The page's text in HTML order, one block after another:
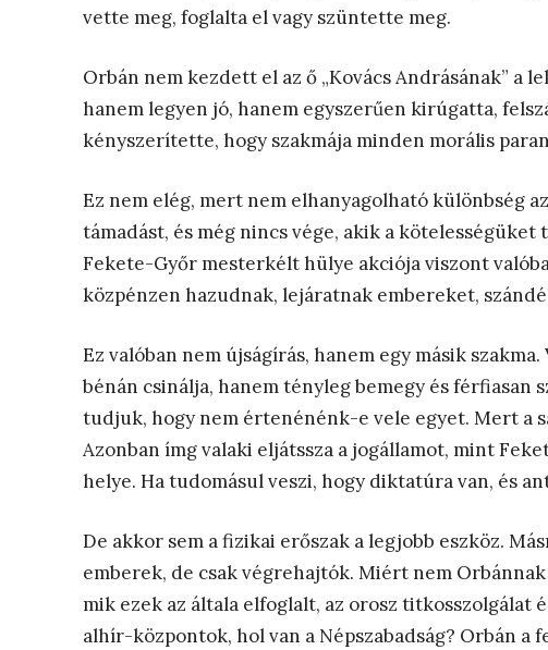
vette meg, foglalta el vagy szüntette meg.
Orbán nem kezdett el az ő „Kovács Andrásának” a
hanem legyen jó, hanem egyszerűen kirúgatta,
kényszerítette, hogy szakmája minden morális
Ez nem elég, mert nem elhanyagolható különbség
támadást, és még nincs vége, akik a
Fekete-Győr mesterkélt hülye akciója viszont
közpénzen hazudnak, lejáratnak embereket,
Ez valóban nem újságírás, hanem egy másik
bénán csinálja, hanem tényleg bemegy és férfiasan
tudjuk, hogy nem értenénénk-e vele egyet. Mert a
Azonban ímg valaki eljátssza a jogállamot, mint
helye. Ha tudomásul veszi, hogy diktatúra van, és
De akkor sem a fizikai erőszak a legjobb eszköz.
emberek, de csak végrehajtók. Miért nem
mik ezek az általa elfoglalt, az orosz titkosszolgálat
alhír-központok, hol van a Népszabadság? Orbán a